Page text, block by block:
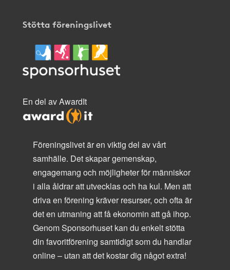
Stötta föreningslivet
En del av AwardIt
Föreningslivet är en viktig del av vårt
samhälle. Det skapar gemenskap,
engagemang och möjligheter för människor
i alla åldrar att utvecklas och ha kul. Men att
driva en förening kräver resurser, och ofta är
det en utmaning att få ekonomin att gå ihop.
Genom Sponsorhuset kan du enkelt stötta
din favoritförening samtidigt som du handlar
online – utan att det kostar dig något extra!